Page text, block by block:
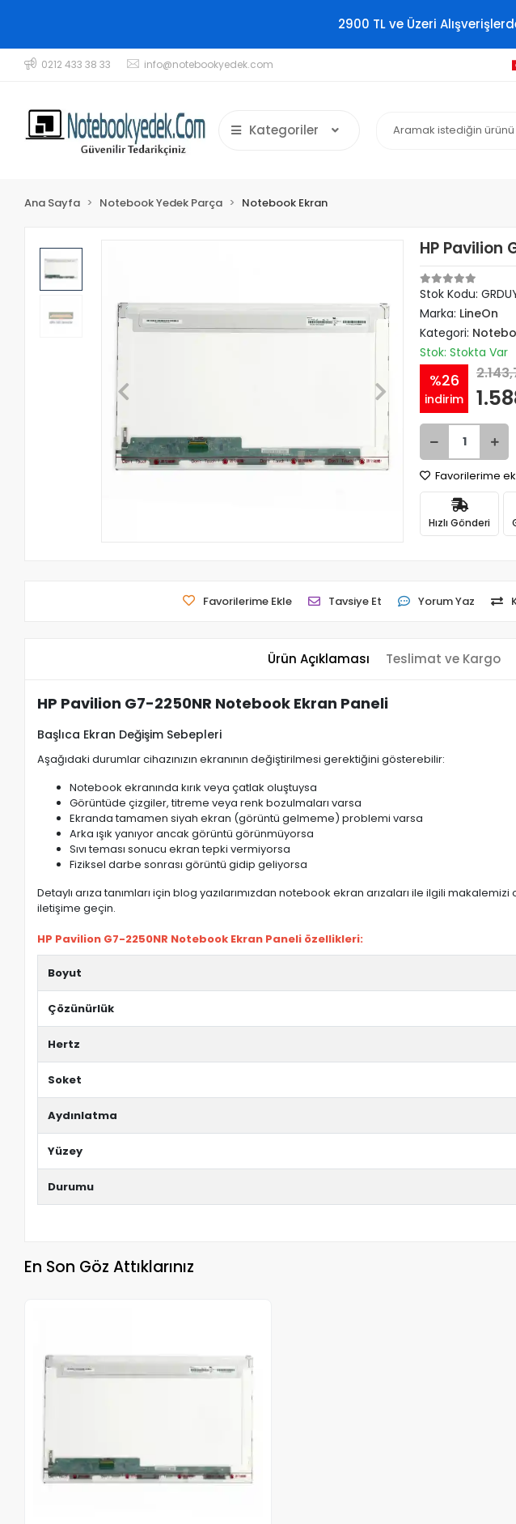
2900 TL ve Üzeri
0212 433 38 33 info@notebookyedek.com
Kategoriler
Ana Sayfa Notebook Yedek Parça Notebook Ekran
HP Pavilion
Stok Kodu:
Marka: LineOn
Kategori:
Stok: Stokta Var
%26
indirim
Favorilerime
Hızlı Gönderi
Favorilerime Ekle Tavsiye Et Yorum Yaz
Ürün Açıklaması Teslimat ve Kargo
HP Pavilion G7-2250NR Notebook Ekran Paneli
Başlıca Ekran Değişim Sebepleri
Aşağıdaki durumlar cihazınızın ekranının değiştirilmesi gerektiğini gösterebilir:
Notebook ekranında kırık veya çatlak oluştuysa
Görüntüde çizgiler, titreme veya renk bozulmaları varsa
Ekranda tamamen siyah ekran (görüntü gelmeme) problemi varsa
Arka ışık yanıyor ancak görüntü görünmüyorsa
Sıvı teması sonucu ekran tepki vermiyorsa
Fiziksel darbe sonrası görüntü gidip geliyorsa
Detaylı arıza tanımları için blog yazılarımızdan notebook ekran arızaları ile ilgili
iletişime geçin.
HP Pavilion G7-2250NR Notebook Ekran Paneli özellikleri:
Boyut
Çözünürlük
Hertz
Soket
Aydınlatma
Yüzey
Durumu
En Son Göz Attıklarınız